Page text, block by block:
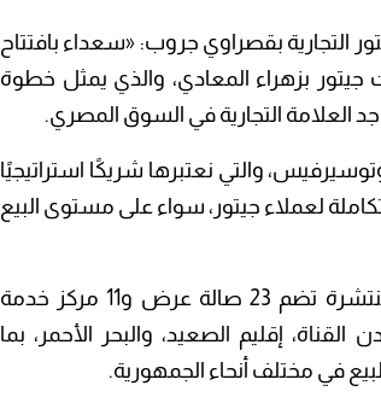
التجارية بقصراوي جروب: «سعداء بافتتاح
جيتور بزهراء المعادي، والذي يمثل خطوة
العلامة التجارية في السوق المصري.
والتي نعتبرها شريكًا استراتيجيًا
لعملاء جيتور، سواء على مستوى البيع
وأوضح أن مجموعة قصراوي تمتلك شبكة قوية ومنتشرة تضم 23 صالة عرض و11 مركز خدمة
إقليم الصعيد، والبحر الأحمر، بما
في مختلف أنحاء الجمهورية.